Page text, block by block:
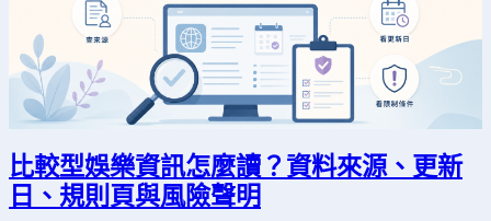
比較型娛樂資訊怎麼讀？資料來源、更新
日、規則頁與風險聲明